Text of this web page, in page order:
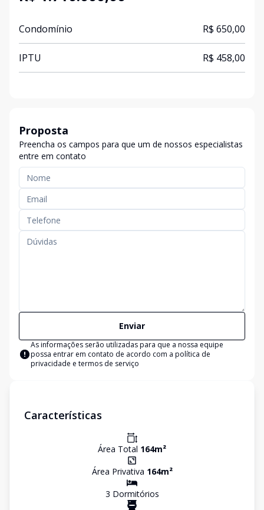
Condomínio R$ 650,00
IPTU R$ 458,00
Proposta
Preencha os campos para que um de nossos especialistas
entre em contato
Enviar
As informações serão utilizadas para que a nossa equipe
possa entrar em contato de acordo com a política de
privacidade e termos de serviço
Características
Área Total 164m²
Área Privativa 164m²
3 Dormitórios